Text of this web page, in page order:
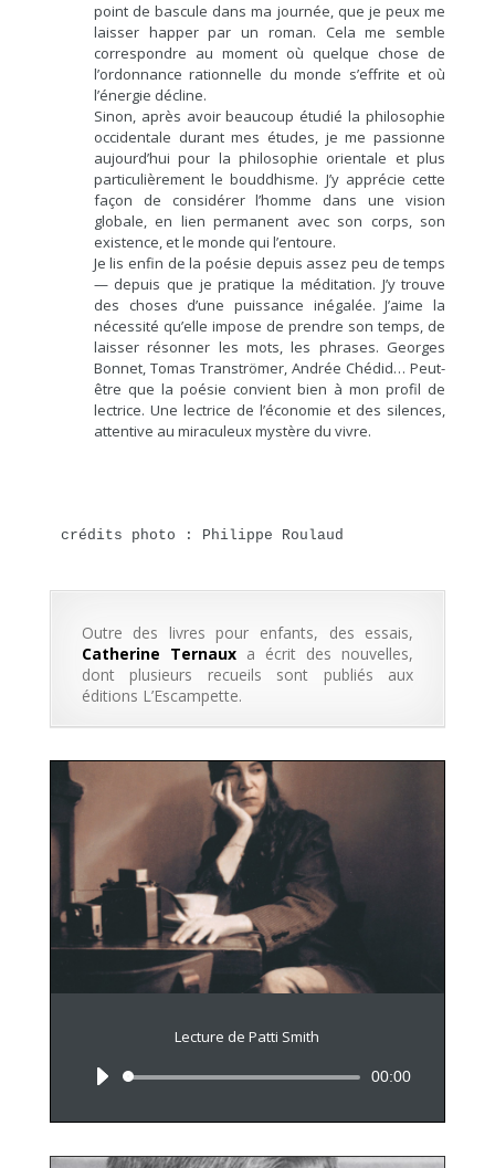
point de bascule dans ma journée, que je peux me
laisser happer par un roman. Cela me semble
correspondre au moment où quelque chose de
l’ordonnance rationnelle du monde s’effrite et où
l’énergie décline.
Sinon, après avoir beaucoup étudié la philosophie
occidentale durant mes études, je me passionne
aujourd’hui pour la philosophie orientale et plus
particulièrement le bouddhisme. J’y apprécie cette
façon de considérer l’homme dans une vision
globale, en lien permanent avec son corps, son
existence, et le monde qui l’entoure.
Je lis enfin de la poésie depuis assez peu de temps
— depuis que je pratique la méditation. J’y trouve
des choses d’une puissance inégalée. J’aime la
nécessité qu’elle impose de prendre son temps, de
laisser résonner les mots, les phrases. Georges
Bonnet, Tomas Tranströmer, Andrée Chédid… Peut-
être que la poésie convient bien à mon profil de
lectrice. Une lectrice de l’économie et des silences,
attentive au miraculeux mystère du vivre.
crédits photo : Philippe Roulaud
Outre des livres pour enfants, des essais,
Catherine Ternauxa écrit des nouvelles,
dont plusieurs recueils sont publiés aux
éditions L’Escampette.
Lecture de Patti Smith
Lecteur
00:00